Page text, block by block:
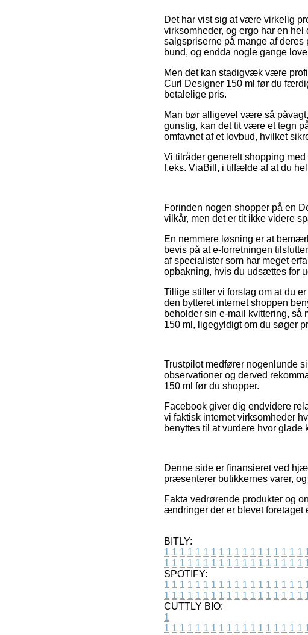
Det har vist sig at være virkelig
virksomheder, og ergo har en
salgspriserne på mange af deres
bund, og endda nogle gange
Men det kan stadigvæk være
Curl Designer 150 ml før du
betalelige pris.
Man bør alligevel være så
gunstig, kan det tit være et tegn
omfavnet af et lovbud, hvilket
Vi tilråder generelt shopping
f.eks. ViaBill, i tilfælde af at du
Forinden nogen shopper på en
vilkår, men det er tit ikke videre
En nemmere løsning er at
bevis på at e-forretningen
af specialister som har meget
opbakning, hvis du udsættes for
Tillige stiller vi forslag om at du
den bytteret internet shoppen
beholder sin e-mail kvittering, så
150 ml, ligegyldigt om du søger
Trustpilot medfører nogenlunde
observationer og derved
150 ml før du shopper.
Facebook giver dig endvidere
vi faktisk internet virksomheder
benyttes til at vurdere hvor glade
Denne side er finansieret ved
præsenterer butikkernes varer,
Fakta vedrørende produkter og
ændringer der er blevet foretaget
BITLY:
1 1 1 1 1 1 1 1 1 1 1 1 1 1 1 1 1 1
1 1 1 1 1 1 1 1 1 1 1 1 1 1 1 1 1 1
SPOTIFY:
1 1 1 1 1 1 1 1 1 1 1 1 1 1 1 1 1 1
1 1 1 1 1 1 1 1 1 1 1 1 1 1 1 1 1 1
CUTTLY BIO:
1
1 1 1 1 1 1 1 1 1 1 1 1 1 1 1 1 1 1